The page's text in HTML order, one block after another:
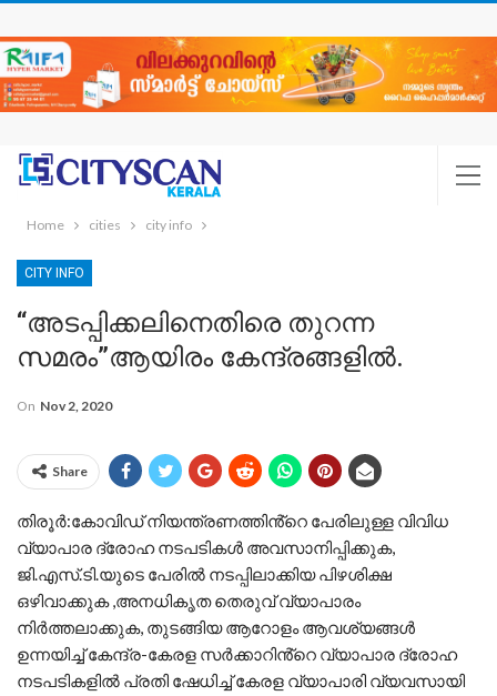
Home cities city info
CITY INFO
“അടപ്പിക്കലിനെതിരെ തുറന്ന
സമരം”ആയിരം കേന്ദ്രങ്ങളിൽ.
On Nov 2, 2020
Share
തിരൂർ:കോവിഡ് നിയന്ത്രണത്തിൻ്റെ പേരിലുള്ള വിവിധ
വ്യാപാര ദ്രോഹ നടപടികൾ അവസാനിപ്പിക്കുക,
ജി.എസ്.ടി.യുടെ പേരിൽ നടപ്പിലാക്കിയ പിഴശിക്ഷ
ഒഴിവാക്കുക ,അനധികൃത തെരുവ് വ്യാപാരം
നിർത്തലാക്കുക, തുടങ്ങിയ ആറോളം ആവശ്യങ്ങൾ
ഉന്നയിച്ച് കേന്ദ്ര-കേരള സർക്കാറിൻ്റെ വ്യാപാര ദ്രോഹ
നടപടികളിൽ പ്രതി ഷേധിച്ച് കേരള വ്യാപാരി വ്യവസായി